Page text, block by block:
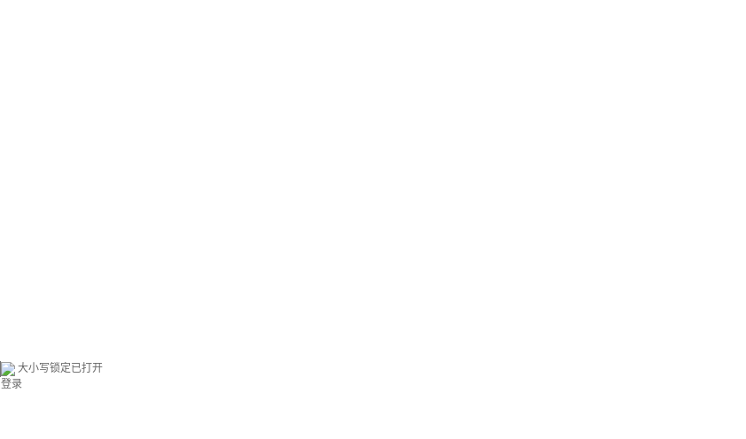
大小写锁定已打开
登录